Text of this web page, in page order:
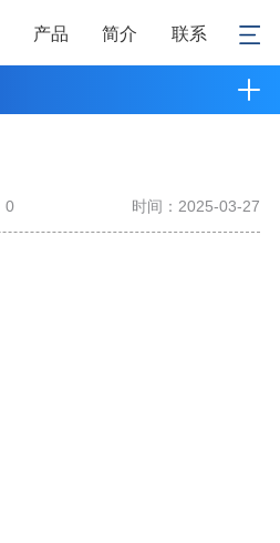
产品 简介 联系
时间：2025-03-27
0